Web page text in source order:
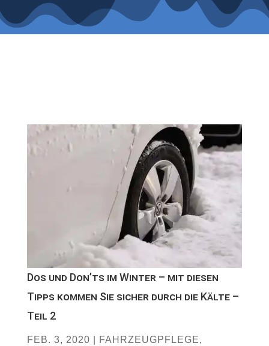
Dos und Donʼts im Winter – mit diesen
Tipps kommen Sie sicher durch die Kälte –
Teil 2
FEB. 3, 2020 FAHRZEUGPFLEGE,